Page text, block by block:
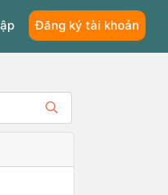
Đăng ký tài khoản